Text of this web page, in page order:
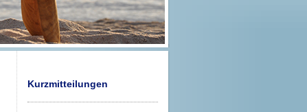
Kurzmitteilungen